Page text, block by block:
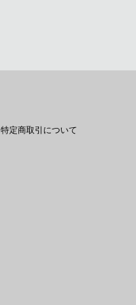
特定商取引について